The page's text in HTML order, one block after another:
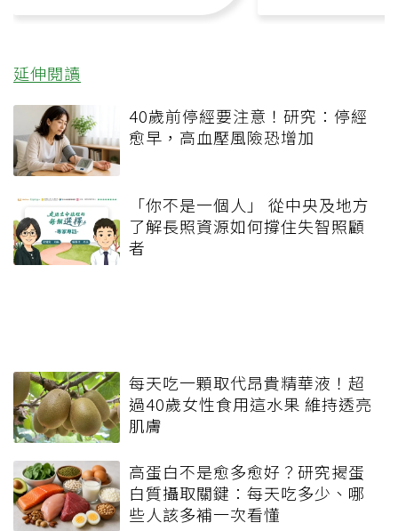
延伸閱讀
40歲前停經要注意！研究：停經
愈早，高血壓風險恐增加
「你不是一個人」 從中央及地方
了解長照資源如何撐住失智照顧
者
每天吃一顆取代昂貴精華液！超
過40歲女性食用這水果 維持透亮
肌膚
高蛋白不是愈多愈好？研究揭蛋
白質攝取關鍵：每天吃多少、哪
些人該多補一次看懂